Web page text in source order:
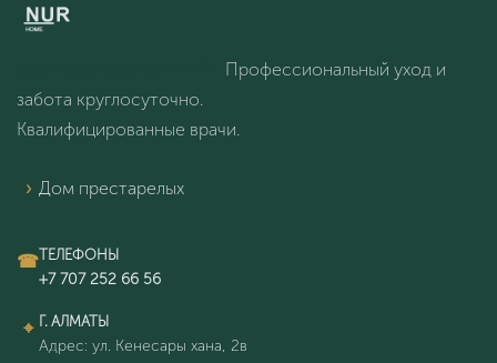
Профессиональный уход и
забота круглосуточно.
Квалифицированные врачи.
Дом престарелых
ТЕЛЕФОНЫ
Г. АЛМАТЫ
Адрес: ул. Кенесары хана, 2в